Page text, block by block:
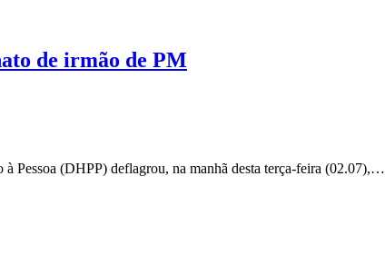
de irmão de PM
Pessoa (DHPP) deflagrou, na manhã desta terça-feira (02.07),…